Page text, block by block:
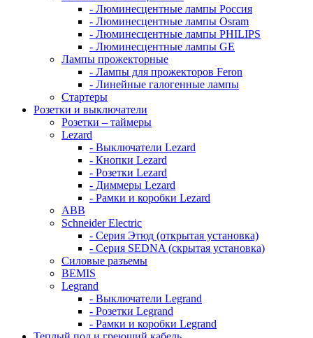
- Люминесцентные лампы Россия
- Люминесцентные лампы Osram
- Люминесцентные лампы PHILIPS
- Люминесцентные лампы GE
Лампы прожекторные
- Лампы для прожекторов Feron
- Линейные галогенные лампы
Стартеры
Розетки и выключатели
Розетки – таймеры
Lezard
- Выключатели Lezard
- Кнопки Lezard
- Розетки Lezard
- Диммеры Lezard
- Рамки и коробки Lezard
ABB
Schneider Electric
- Серия Этюд (открытая установка)
- Серия SEDNA (скрытая установка)
Силовые разъемы
BEMIS
Legrand
- Выключатели Legrand
- Розетки Legrand
- Рамки и коробки Legrand